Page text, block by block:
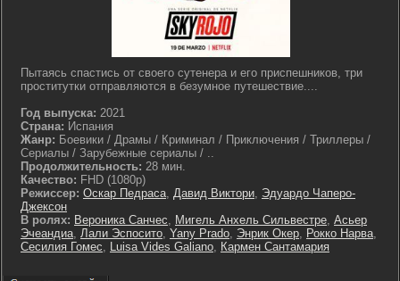
Пытаясь спастись от своего сутенера и его приспешников, три
проститутки отправляются в безумное путешествие....
Год выпуска: 2021
Страна: Испания
Жанр: Боевики / Драмы / Криминал / Приключения / Триллеры /
Сериалы / Зарубежные сериалы / ..
Продолжительность: 28 мин.
Качество: FHD (1080p)
Режиссер: Оскар Педраса, Давид Виктори, Эдуардо Чаперо-
Джексон
В ролях: Вероника Санчес, Мигель Анхель Сильвестре, Асьер
Эчеандиа, Лали Эспосито, Yany Prado, Энрик Окер, Рокко Нарва,
Сесилия Гомес, Luisa Vides Galiano, Кармен Сантамария